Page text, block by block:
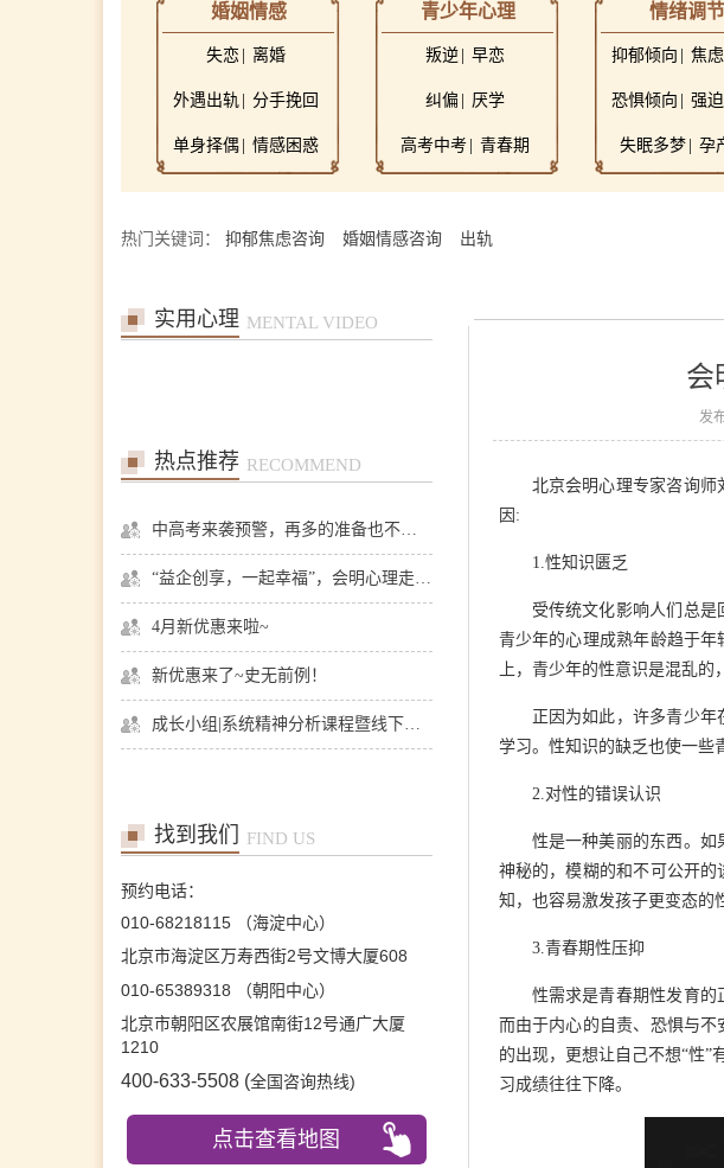
婚姻情感
失恋 离婚
外遇出轨 分手挽回
单身择偶 情感困惑
青少年心理
叛逆 早恋
纠偏 厌学
高考中考 青春期
情绪调节
抑郁倾向 焦
恐惧倾向 强
失眠多梦 孕
热门关键词： 抑郁焦虑咨询 婚姻情感咨询 出轨
实用心理 MENTAL VIDEO
热点推荐 RECOMMEND
中高考来袭预警，再多的准备也不嫌多，这一份考生福利等你来拿
“益企创享，一起幸福”，会明心理走进社区公益，与居民一起让社区更美好
4月新优惠来啦~
新优惠来了~史无前例！
成长小组|系统精神分析课程暨线下团体成长小组招募
找到我们 FIND US
预约电话：
010-68218115 （海淀中心）
北京市海淀区万寿西街2号文博大厦608
010-65389318 （朝阳中心）
北京市朝阳区农展馆南街12号通广大厦
1210
400-633-5508 (全国咨询热线)
点击查看地图
擅长：儿童青少年、亲子沟
张洪首席咨询师
症、婚恋情感、个人成长等
陈欣首席咨询师
擅长：职场、人际、两性关
系、情感问题等
王芳
扰、自我冲突、自我发展、
人际关系等)；婚恋家庭(恋
爱失恋、夫妻沟通、婆媳关
系、婚外情等)；青少年咨
询(亲子沟通、厌学逃学、
叛逆对抗、学业规划等)；
在线预约
沈莉首席咨询师
擅长：婚恋情感问题、青少
会
发
北京会明心理专家咨询师
因:
1.性知识匮乏
受传统文化影响人们总是
青少年的心理成熟年龄趋于
上，青少年的性意识是混乱
正因为如此，许多青少
学习。性知识的缺乏也使一些
2.对性的错误认识
性是一种美丽的东西。
神秘的，模糊的和不可公开的
知 ，也容易激发孩子更变态的
3.青春期性压抑
性需求是青春期性发育
而由于内心的自责、恐惧与
的出现，更想让自己不想“性
习成绩往往下降。